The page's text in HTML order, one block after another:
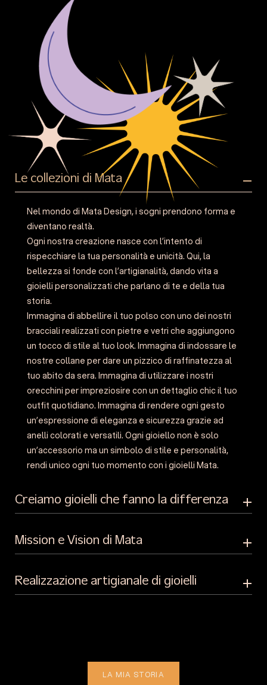
Le collezioni di Mata
Nel mondo di Mata Design, i sogni prendono forma e
diventano realtà.
Ogni nostra creazione nasce con l’intento di
rispecchiare la tua personalità e unicità. Qui, la
bellezza si fonde con l’artigianalità, dando vita a
gioielli personalizzati che parlano di te e della tua
storia.
Immagina di abbellire il tuo polso con uno dei nostri
bracciali realizzati con pietre e vetri che aggiungono
un tocco di stile al tuo look. Immagina di indossare le
nostre collane per dare un pizzico di raffinatezza al
tuo abito da sera. Immagina di utilizzare i nostri
orecchini per impreziosire con un dettaglio chic il tuo
outfit quotidiano. Immagina di rendere ogni gesto
un’espressione di eleganza e sicurezza grazie ad
anelli colorati e versatili. Ogni gioiello non è solo
un’accessorio ma un simbolo di stile e personalità,
rendi unico ogni tuo momento con i gioielli Mata.
Creiamo gioielli che fanno la differenza
Mission e Vision di Mata
Realizzazione artigianale di gioielli
LA MIA STORIA